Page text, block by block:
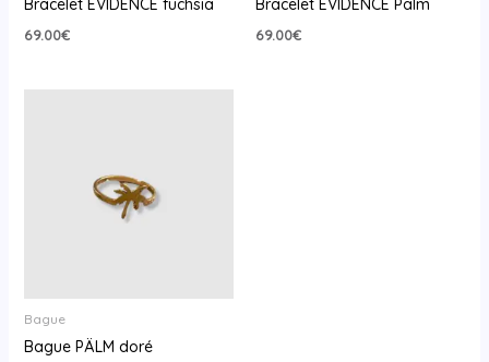
Bracelet EVIDENCE fuchsia
69.00€
Bracelet EVIDENCE Palm
69.00€
Bague
Bague PÄLM doré